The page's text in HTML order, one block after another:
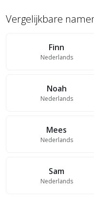
Vergelijkbare
Finn
Nederlands
Noah
Nederlands
Mees
Nederlands
Sam
Nederlands